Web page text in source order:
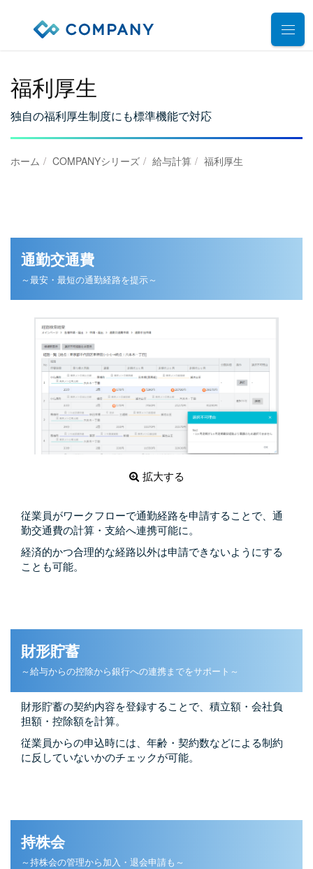
人事管理
給与計算
勤怠管理
ID管理
マイナンバー管理
公共・公益法人向け
サポート
システム選定支援コンサルティングサービス
アウトソーシング（WBS）
導入事例
会社情報
会社情報トップ
企業理念
会社概要
ニュース
CEO挨拶
制度・文化
資料ダウンロード
03-5575-5277
受付時間9:30〜18:30（土日祝日を除く）
福利厚生
独自の福利厚生制度にも標準機能で対応
ホーム COMPANYシリーズ 給与計算 福利厚生
通勤交通費
～最安・最短の通勤経路を提示～
拡大する
従業員がワークフローで通勤経路を申請することで、通
勤交通費の計算・支給へ連携可能に。
経済的かつ合理的な経路以外は申請できないようにする
ことも可能。
財形貯蓄
～給与からの控除から銀行への連携までをサポート～
財形貯蓄の契約内容を登録することで、積立額・会社負
担額・控除額を計算。
従業員からの申込時には、年齢・契約数などによる制約
に反していないかのチェックが可能。
持株会
～持株会の管理から加入・退会申請も～